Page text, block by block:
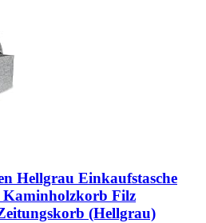
Hellgrau Einkaufstasche
Kaminholzkorb Filz
(Hellgrau)